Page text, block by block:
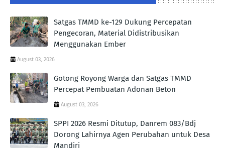
Satgas TMMD ke-129 Dukung Percepatan
Pengecoran, Material Didistribusikan
Menggunakan Ember
August 03, 2026
Gotong Royong Warga dan Satgas TMMD
Percepat Pembuatan Adonan Beton
August 03, 2026
SPPI 2026 Resmi Ditutup, Danrem 083/Bdj
Dorong Lahirnya Agen Perubahan untuk Desa
Mandiri